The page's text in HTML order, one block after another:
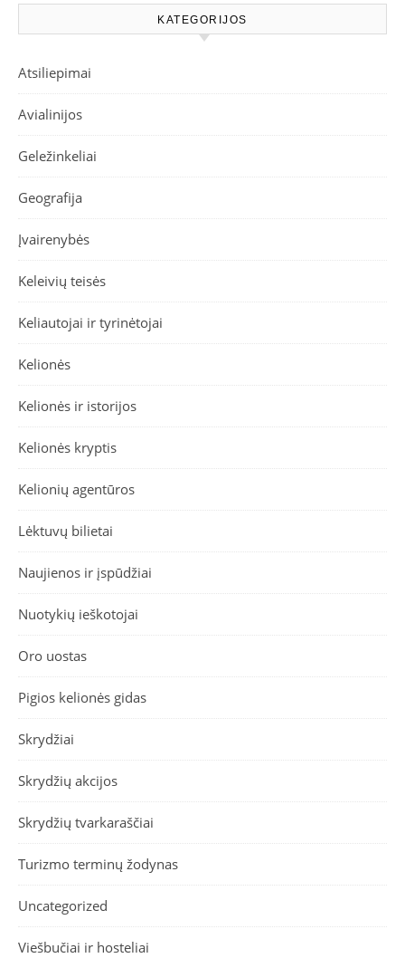
KATEGORIJOS
Atsiliepimai
Avialinijos
Geležinkeliai
Geografija
Įvairenybės
Keleivių teisės
Keliautojai ir tyrinėtojai
Kelionės
Kelionės ir istorijos
Kelionės kryptis
Kelionių agentūros
Lėktuvų bilietai
Naujienos ir įspūdžiai
Nuotykių ieškotojai
Oro uostas
Pigios kelionės gidas
Skrydžiai
Skrydžių akcijos
Skrydžių tvarkaraščiai
Turizmo terminų žodynas
Uncategorized
Viešbučiai ir hosteliai